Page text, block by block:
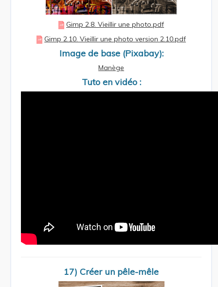
Gimp 2.8. Vieillir une photo.pdf
Gimp 2.10. Vieillir une photo version 2.10.pdf
Image de base (Pixabay):
Manège
Tuto en vidéo :
17) Créer un pêle-mêle